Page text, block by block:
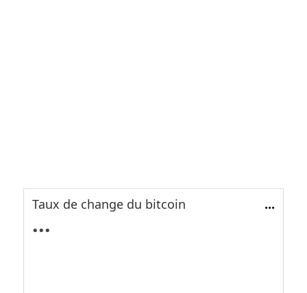
Taux de change du bitcoin ...
...